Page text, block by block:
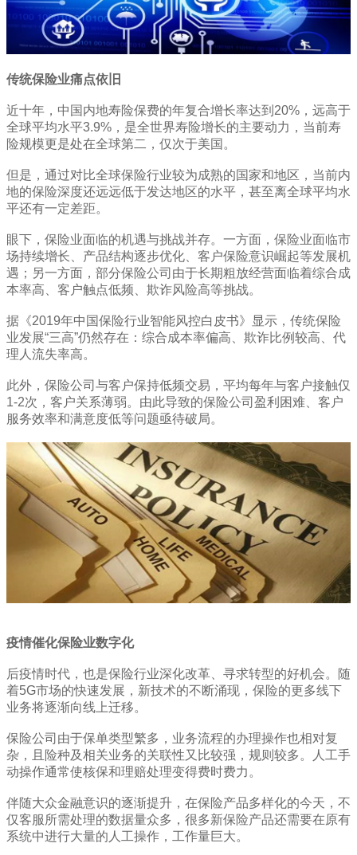
传统保险业痛点依旧
近十年，中国内地寿险保费的年复合增长率达到20%，远高于
全球平均水平3.9%，是全世界寿险增长的主要动力，当前寿
险规模更是处在全球第二，仅次于美国。
但是，通过对比全球保险行业较为成熟的国家和地区，当前内
地的保险深度还远远低于发达地区的水平，甚至离全球平均水
平还有一定差距。
眼下，保险业面临的机遇与挑战并存。一方面，保险业面临市
场持续增长、产品结构逐步优化、客户保险意识崛起等发展机
遇；另一方面，部分保险公司由于长期粗放经营面临着综合成
本率高、客户触点低频、欺诈风险高等挑战。
据《2019年中国保险行业智能风控白皮书》显示，传统保险
业发展“三高”仍然存在：综合成本率偏高、欺诈比例较高、代
理人流失率高。
此外，保险公司与客户保持低频交易，平均每年与客户接触仅
1-2次，客户关系薄弱。由此导致的保险公司盈利困难、客户
服务效率和满意度低等问题亟待破局。
疫情催化保险业数字化
后疫情时代，也是保险行业深化改革、寻求转型的好机会。随
着5G市场的快速发展，新技术的不断涌现，保险的更多线下
业务将逐渐向线上迁移。
保险公司由于保单类型繁多，业务流程的办理操作也相对复
杂，且险种及相关业务的关联性又比较强，规则较多。人工手
动操作通常使核保和理赔处理变得费时费力。
伴随大众金融意识的逐渐提升，在保险产品多样化的今天，不
仅客服所需处理的数据量众多，很多新保险产品还需要在原有
系统中进行大量的人工操作，工作量巨大。